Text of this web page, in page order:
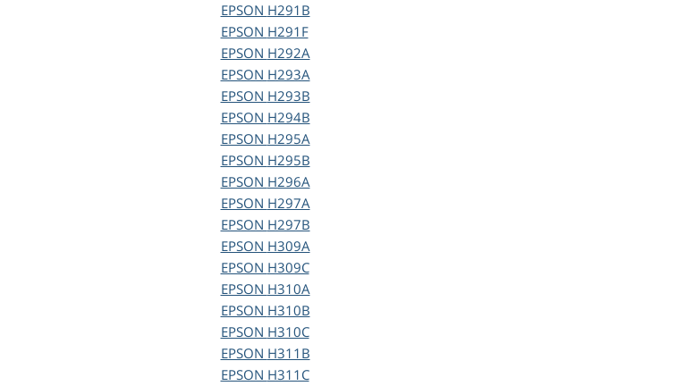
EPSON H291B
EPSON H291F
EPSON H292A
EPSON H293A
EPSON H293B
EPSON H294B
EPSON H295A
EPSON H295B
EPSON H296A
EPSON H297A
EPSON H297B
EPSON H309A
EPSON H309C
EPSON H310A
EPSON H310B
EPSON H310C
EPSON H311B
EPSON H311C